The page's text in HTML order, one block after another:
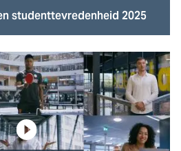
studenttevredenheid 2025